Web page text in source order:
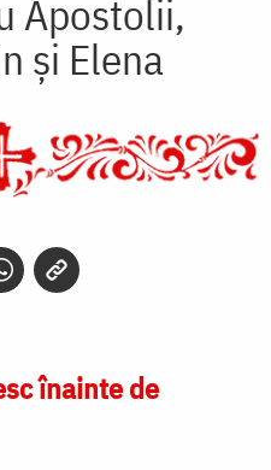
Apostolii,
şi Elena
înainte de